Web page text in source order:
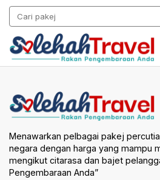
Menawarkan pelbagai pakej
negara dengan harga yang mampu
mengikut citarasa dan bajet
Pengembaraan Anda”